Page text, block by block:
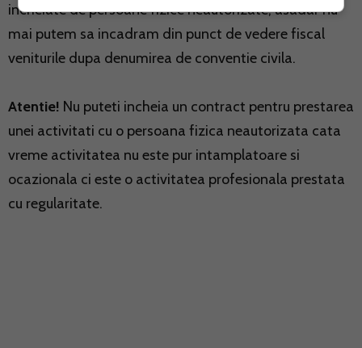
incheiate de persoane fizice neautorizate, asadar nu
mai putem sa incadram din punct de vedere fiscal
veniturile dupa denumirea de conventie civila.
Atentie! Nu puteti incheia un contract pentru prestarea
unei activitati cu o persoana fizica neautorizata cata
vreme activitatea nu este pur intamplatoare si
ocazionala ci este o activitatea profesionala prestata
cu regularitate.